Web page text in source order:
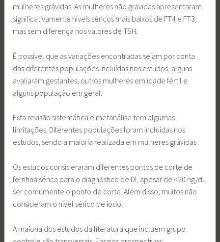
mulheres grávidas. As mulheres não grávidas apresentaram
significativamente níveis séricos mais baixos de FT4 e FT3,
mas sem diferença nos valores de TSH.
É possível que as variações encontradas sejam por conta
das diferentes populações incluídas nos estudos, alguns
avaliaram gestantes, outros mulheres em idade fértil e
alguns população em geral.
Esta revisão sistemática e metanálise tem algumas
limitações. Diferentes populações foram incluídas nos
estudos, sendo a maioria realizada em mulheres grávidas.
Os estudos consideraram diferentes pontos de corte de
ferritina sérica para o diagnóstico de DI, apesar de <20 ng/dL
ser comumente o ponto de corte. Além disso, muitos não
consideram o nível sérico de iodo.
A maioria dos estudos da literatura que incluem grupo